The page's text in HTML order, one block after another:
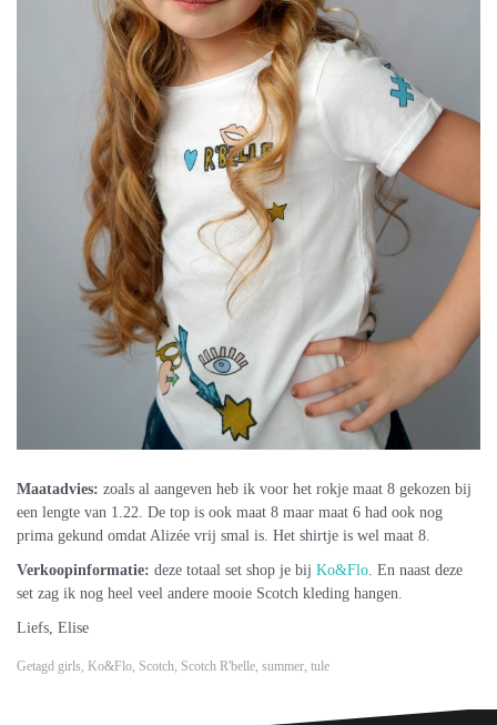
Maatadvies: zoals al aangeven heb ik voor het rokje maat 8 gekozen bij
een lengte van 1.22. De top is ook maat 8 maar maat 6 had ook nog
prima gekund omdat Alizée vrij smal is. Het shirtje is wel maat 8.
Verkoopinformatie: deze totaal set shop je bij Ko&Flo . En naast deze
set zag ik nog heel veel andere mooie Scotch kleding hangen.
Liefs, Elise
Getagd girls Ko&Flo Scotch Scotch R'belle summer tule